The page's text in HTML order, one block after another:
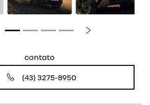
Próximo
contato
(43) 3275-8950